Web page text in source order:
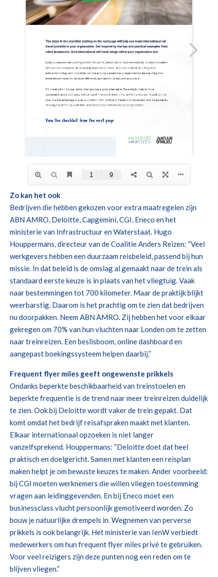
Zo kan het ook
Bedrijven die hebben gekozen voor extra maatregelen zijn
ABN AMRO, Deloitte, Capgemini, CGI, Eneco en het
ministerie van Infrastructuur en Waterstaat. Hugo
Houppermans, directeur van de Coalitie Anders Reizen: “Veel
werkgevers hebben een duurzaam reisbeleid, passend bij hun
missie. In dat beleid is de omslag al gemaakt naar de trein als
standaard eerste keuze is in plaats van het vliegtuig. Vaak
naar bestemmingen tot 700 kilometer. Maar de praktijk blijkt
weerbarstig. Daarom is het prachtig om te zien dat bedrijven
nu doorpakken. Neem ABN AMRO. Zij hebben het voor elkaar
gekregen om 70% van hun vluchten naar Londen om te zetten
naar treinreizen. Een beslisboom, online dashboard en
aangepast boekingssysteem helpen daarbij.”
Frequent flyer miles geeft ongewenste prikkels
Ondanks beperkte beschikbaarheid van treinstoelen en
beperkte frequentie is de trend naar meer treinreizen duidelijk
te zien. Ook bij Deloitte wordt vaker de trein gepakt. Dat
komt omdat het bedrijf reisafspraken maakt met klanten.
Elkaar internationaal opzoeken is niet langer
vanzelfsprekend. Houppermans: “Deloitte doet dat heel
praktisch en doelgericht. Samen met klanten een reisplan
maken helpt je om bewuste keuzes te maken. Ander voorbeeld:
bij CGI moeten werknemers die willen vliegen toestemming
vragen aan leidinggevenden. En bij Eneco moet een
businessclass vlucht persoonlijk gemotiveerd worden. Zo
bouw je natuurlijke drempels in. Wegnemen van perverse
prikkels is ook belangrijk. Het ministerie van IenW verbiedt
medewerkers om hun frequent flyer miles privé te gebruiken.
Voor veel reizigers zijn deze punten nog een reden om te
blijven vliegen.”